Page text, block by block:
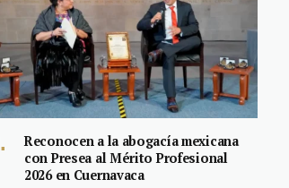
Reconocen a la abogacía mexicana
con Presea al Mérito Profesional
2026 en Cuernavaca